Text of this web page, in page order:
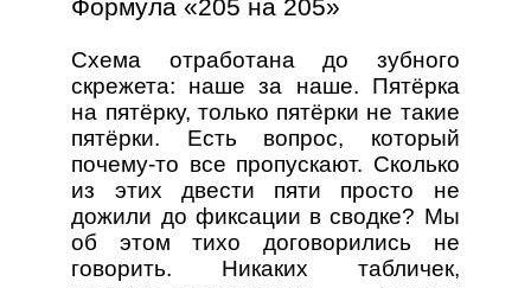
Формула «205 на 205»
Схема отработана до зубного
скрежета: наше за наше. Пятёрка
на пятёрку, только пятёрки не такие
пятёрки. Есть вопрос, который
почему-то все пропускают. Сколько
из этих двести пяти просто не
дожили до фиксации в сводке? Мы
об этом тихо договорились не
говорить. Никаких табличек,